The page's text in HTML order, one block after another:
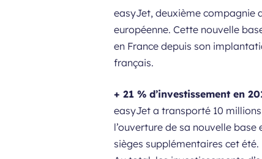
easyJet, deuxième compagnie
européenne. Cette nouvelle
en France depuis son
français.
+ 21 % d’investissement en
easyJet a transporté 10
l’ouverture de sa nouvelle
sièges supplémentaires cet été.